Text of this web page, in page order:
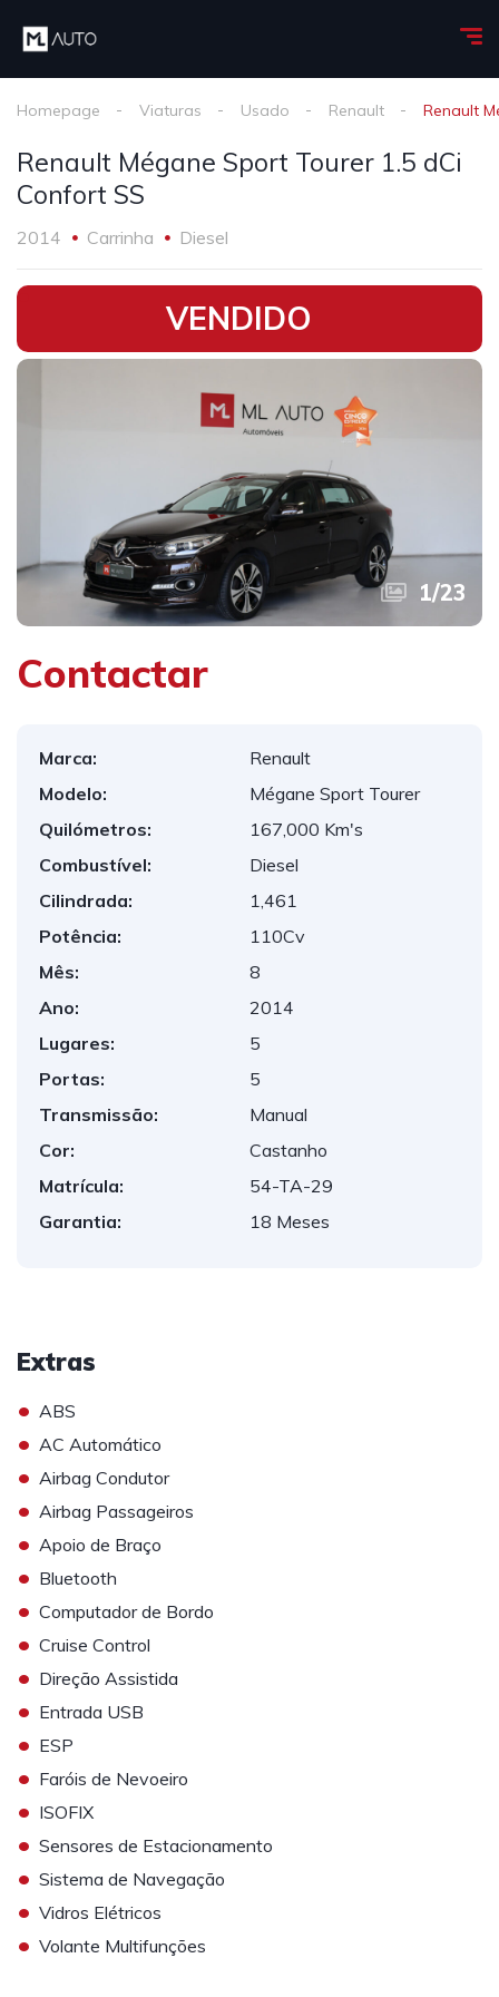
Homepage Viaturas Usado Renault Renault
Renault Mégane Sport Tourer 1.5 dCi
Confort SS
2014 Carrinha Diesel
•
VENDIDO
1/23
Contactar
Marca:
Renault
Modelo:
Mégane Sport Tourer
Quilómetros:
167,000 Km's
Combustível:
Diesel
Cilindrada:
1,461
Potência:
110Cv
Mês:
8
Ano:
2014
Lugares:
5
Portas:
5
Transmissão:
Manual
Cor:
Castanho
Matrícula:
54-TA-29
Garantia:
18 Meses
Extras
• ABS
• AC Automático
• Airbag Condutor
• Airbag Passageiros
• Apoio de Braço
• Bluetooth
• Computador de Bordo
• Cruise Control
• Direção Assistida
• Entrada USB
• ESP
• Faróis de Nevoeiro
• ISOFIX
• Sensores de Estacionamento
• Sistema de Navegação
• Vidros Elétricos
• Volante Multifunções